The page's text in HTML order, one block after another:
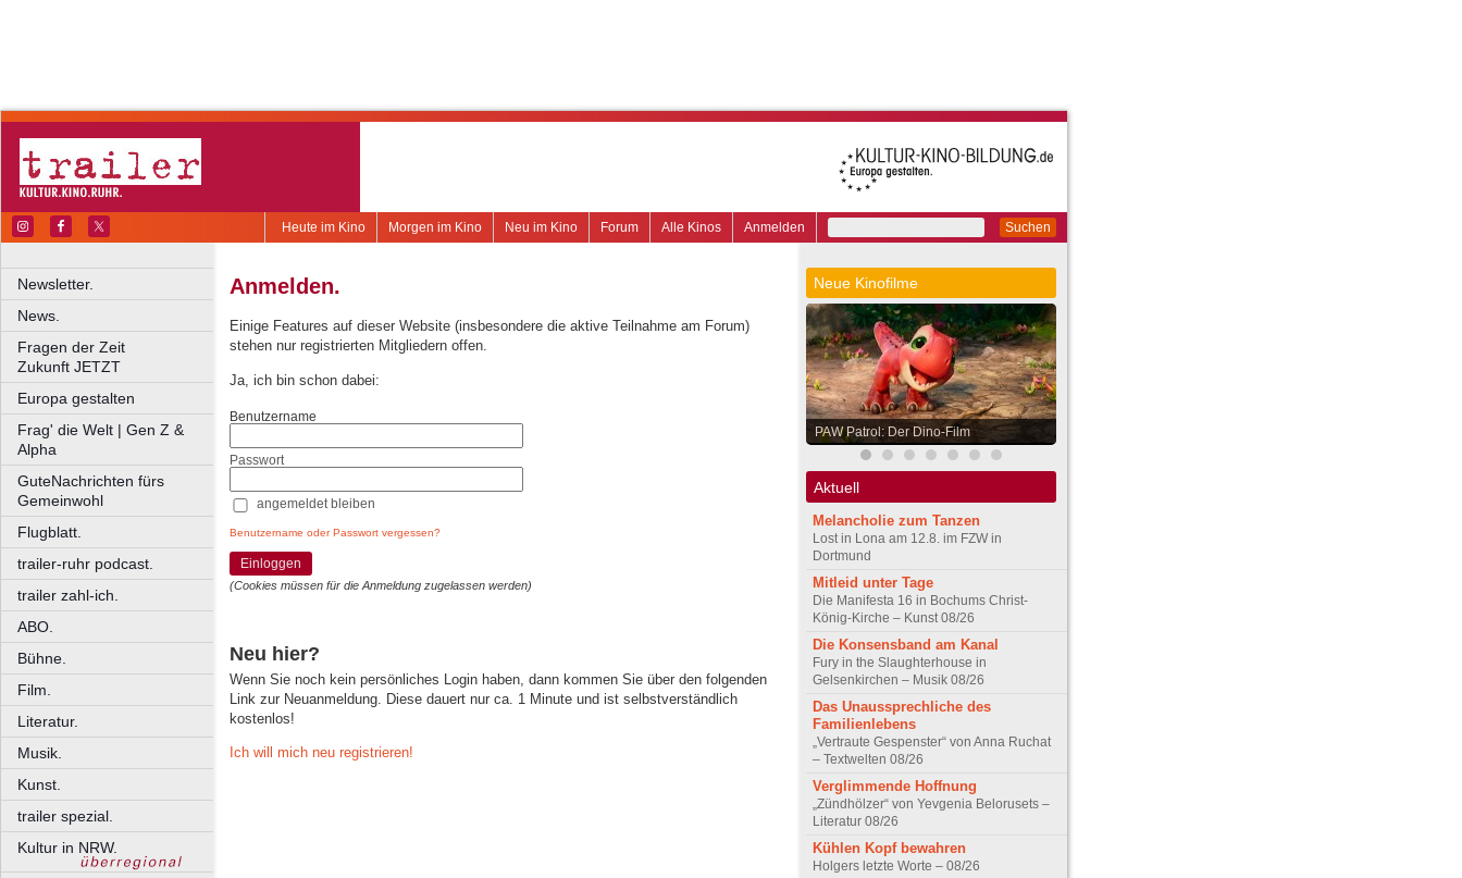
Suchen
Anmelden
Alle Kinos
Forum
Neu im Kino
Morgen im Kino
Heute im Kino
Newsletter.
News.
Fragen der Zeit
Zukunft JETZT
Europa gestalten
Frag' die Welt | Gen Z &
Alpha
GuteNachrichten fürs
Gemeinwohl
Flugblatt.
trailer-ruhr podcast.
trailer zahl-ich.
ABO.
Bühne.
Film.
Literatur.
Musik.
Kunst.
trailer spezial.
Kultur in NRW.
Anmelden.
Einige Features auf dieser Website (insbesondere die aktive Teilnahme am Forum)
stehen nur registrierten Mitgliedern offen.
Ja, ich bin schon dabei:
Benutzername
Passwort
angemeldet bleiben
Benutzername oder Passwort vergessen?
Einloggen
(Cookies müssen für die Anmeldung zugelassen werden)
Neu hier?
Wenn Sie noch kein persönliches Login haben, dann kommen Sie über den folgenden
Link zur Neuanmeldung. Diese dauert nur ca. 1 Minute und ist selbstverständlich
kostenlos!
Ich will mich neu registrieren!
Neue Kinofilme
PAW Patrol: Der Dino-Film
Aktuell
Melancholie zum Tanzen
Lost in Lona am 12.8. im FZW in
Dortmund
Mitleid unter Tage
Die Manifesta 16 in Bochums Christ-
König-Kirche – Kunst 08/26
Die Konsensband am Kanal
Fury in the Slaughterhouse in
Gelsenkirchen – Musik 08/26
Das Unaussprechliche des
Familienlebens
„Vertraute Gespenster“ von Anna Ruchat
– Textwelten 08/26
Verglimmende Hoffnung
„Zündhölzer“ von Yevgenia Belorusets –
Literatur 08/26
Kühlen Kopf bewahren
Holgers letzte Worte – 08/26